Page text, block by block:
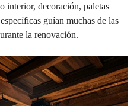
interior, decoración, paletas
guían muchas de las
la renovación.